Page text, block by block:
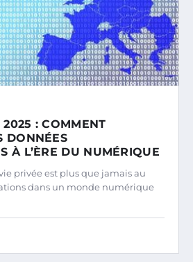
: COMMENT
DONNÉES
À L’ÈRE DU NUMÉRIQUE
privée est plus que jamais au
dans un monde numérique